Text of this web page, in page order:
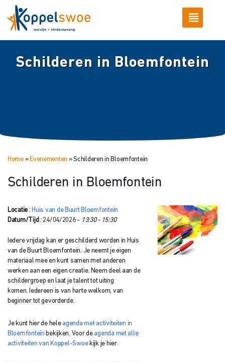
Schilderen in Bloemfontein
Home» Evenementen »Schilderen in Bloemfontein
Schilderen in Bloemfontein
Locatie : Huis van de Buurt Bloemfontein
Datum/Tijd : 24/04/2026 - 13:30 - 15:30
Iedere vrijdag kan er geschilderd worden in Huis
van de Buurt Bloemfontein. Je neemt je eigen
materiaal mee en kunt samen met anderen
werken aan een eigen creatie. Neem deel aan de
schildergroep en laat je talent tot uiting
komen. Iedereen is van harte welkom, van
beginner tot gevorderde.
Je kunt hier de hele agenda met activiteiten in
Bloemfontein bekijken. Voor de agenda met alle
activiteiten van Koppel-Swoekijk je hier.